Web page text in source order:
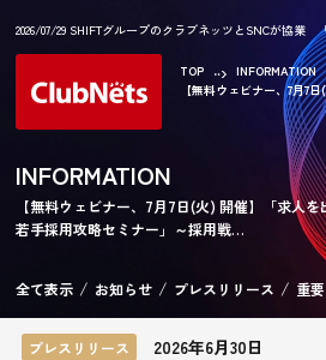
2026/07/29 SHIFTグループのクラブネッツとSNCが協業
TOP
INFORMATION
【無料ウェビナー、7月7
INFORMATION
【無料ウェビナー、7月7日(火) 開催】「求人
若手採用攻略セミナー」～採用戦…
全て表示 お知らせ プレスリリース 重要
プレスリリース 2026年6月30日